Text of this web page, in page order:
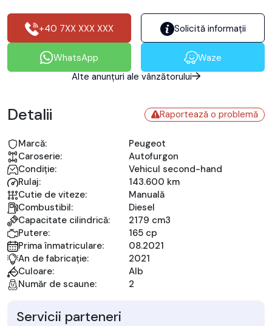
+40 7XX XXX XXX Solicită informații
WhatsApp
Waze
Alte anunțuri ale vânzătorului
Detalii Raportează o problemă
Marcă:
Peugeot
Caroserie:
Autofurgon
Condiție:
Vehicul second-hand
Rulaj:
143.600 km
Cutie de viteze:
Manuală
Combustibil:
Diesel
Capacitate cilindrică:
2179 cm3
Putere:
165 cp
Prima înmatriculare:
08.2021
An de fabricație:
2021
Culoare:
Alb
Număr de scaune:
2
Servicii parteneri